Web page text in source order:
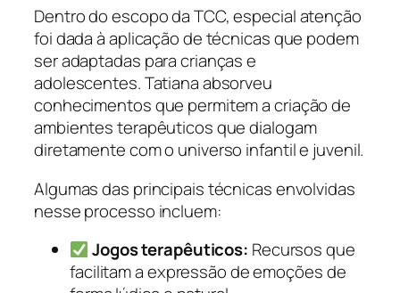
Dentro do escopo da TCC, especial atenção
foi dada à aplicação de técnicas que podem
ser adaptadas para crianças e
adolescentes. Tatiana absorveu
conhecimentos que permitem a criação de
ambientes terapêuticos que dialogam
diretamente com o universo infantil e juvenil.
Algumas das principais técnicas envolvidas
nesse processo incluem:
Jogos terapêuticos: Recursos que
facilitam a expressão de emoções de